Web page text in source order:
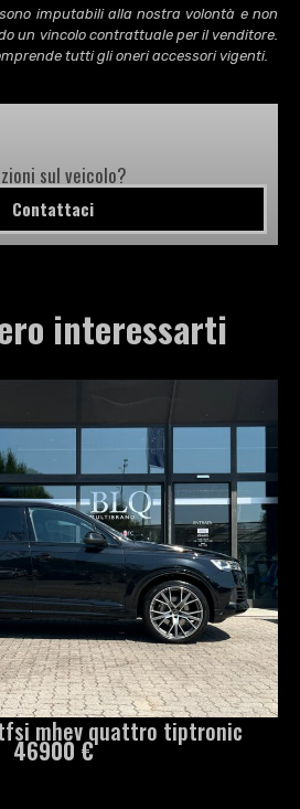
imputabili alla nostra volontà e non
un vincolo contrattuale per il venditore.
tutti gli oneri accessori vigenti.
sul veicolo?
Contattaci
interessarti
mhev quattro tiptronic
46900 €